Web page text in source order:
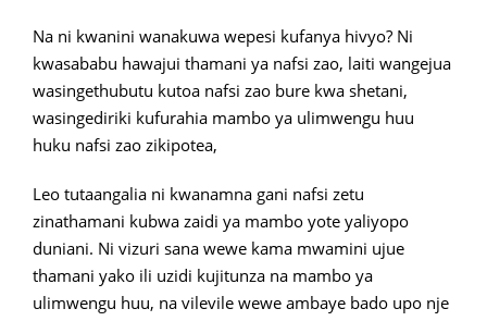
Na ni kwanini wanakuwa wepesi kufanya hivyo? Ni
kwasababu hawajui thamani ya nafsi zao, laiti wangejua
wasingethubutu kutoa nafsi zao bure kwa shetani,
wasingediriki kufurahia mambo ya ulimwengu huu
huku nafsi zao zikipotea,
Leo tutaangalia ni kwanamna gani nafsi zetu
zinathamani kubwa zaidi ya mambo yote yaliyopo
duniani. Ni vizuri sana wewe kama mwamini ujue
thamani yako ili uzidi kujitunza na mambo ya
ulimwengu huu, na vilevile wewe ambaye bado upo nje